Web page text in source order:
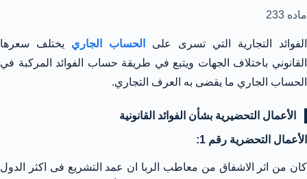
ماده 233
الفوائد التجارية التي تسرى على الحساب الجاري
يختلف سعرها
القانوني باختلاف الجهات ويتبع في طريقة حساب الفوائد المركبة في
الحساب الجاري ما يقضى به العرف التجاري.
الأعمال التحضيرية بشأن الفوائد القانونية
الأعمال التحضرية رقم 1:
كان من اثر الاشفاق من معاطب الربا ان عمد التشريع فى اكثر الدول